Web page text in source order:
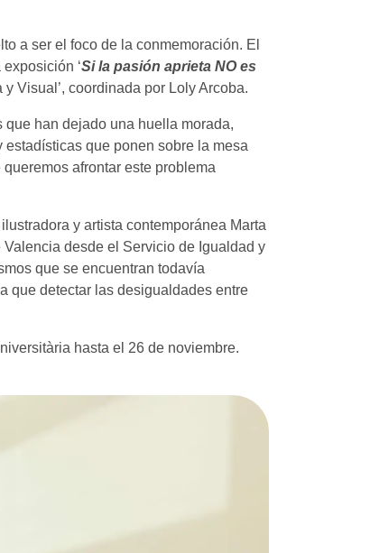
a ser el foco de la conmemoración. El
‘Si la pasión aprieta NO es
Visual’, coordinada por Loly Arcoba.
han dejado una huella morada,
que ponen sobre la mesa
afrontar este problema
y artista contemporánea Marta
desde el Servicio de Igualdad y
que se encuentran todavía
que detectar las desigualdades entre
hasta el 26 de noviembre.